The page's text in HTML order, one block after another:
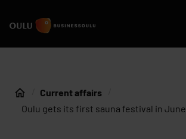
To home page
Suomeksi
In english
Home
Current affairs
Oulu gets its first sauna festival in June